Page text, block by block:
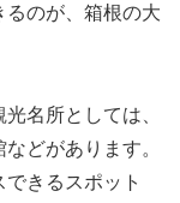
るのが、箱根の大
名所としては、
どがあります。
きるスポット